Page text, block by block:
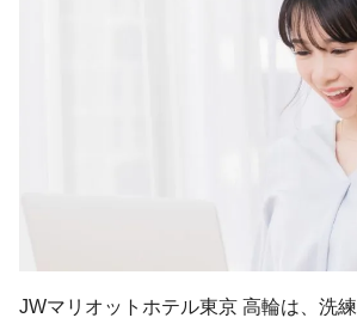
JWマリオットホテル東京 高輪は、洗